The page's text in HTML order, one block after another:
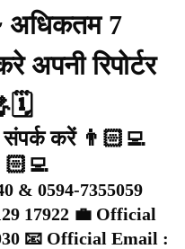
अधिकतम 7
अपनी रिपोर्टर
संपर्क करें 👨🏻‍💻
& 0594-7355059
17922 💼 Official
📧 Official Email :